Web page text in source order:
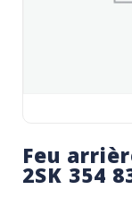
Feu
2SK 354